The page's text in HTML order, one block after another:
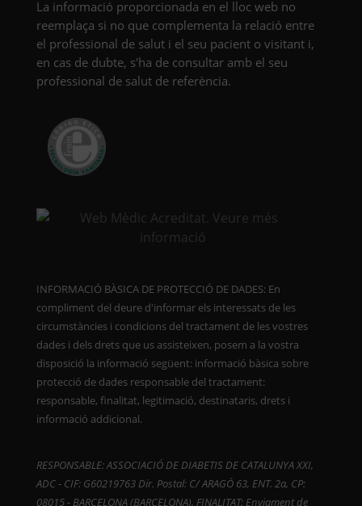
La informació proporcionada en el lloc web no
reemplaça si no que complementa la relació entre
el professional de salut i el seu pacient o visitant i,
en cas de dubte, s'ha de consultar amb el seu
professional de salut de referència.
INFORMACIÓ BÀSICA DE PROTECCIÓ DE DADES: En
compliment del deure d'informar els interessats de les
circumstàncies i condicions del tractament de les vostres
dades i dels drets que us assisteixen, posem a la vostra
disposició la informació següent: informació bàsica sobre
protecció de dades responsable del tractament:
responsable, finalitat, legitimació, destinataris, drets i
informació addicional.
RESPONSABLE: ASSOCIACIÓ DE DIABETIS DE CATALUNYA XXI,
ADC - CIF: G60219763 Dir. Postal: C/ ARAGÓ 63, ENT. 2a, CP:
08015 - BARCELONA (BARCELONA). FINALITAT: Enviament de